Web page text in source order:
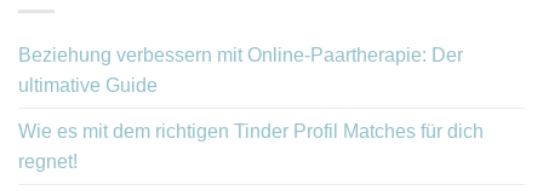
Beziehung verbessern mit Online-Paartherapie: Der
ultimative Guide
Wie es mit dem richtigen Tinder Profil Matches für dich
regnet!